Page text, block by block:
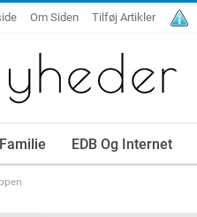
Om Siden Tilføj Artikler
EDB Og Internet